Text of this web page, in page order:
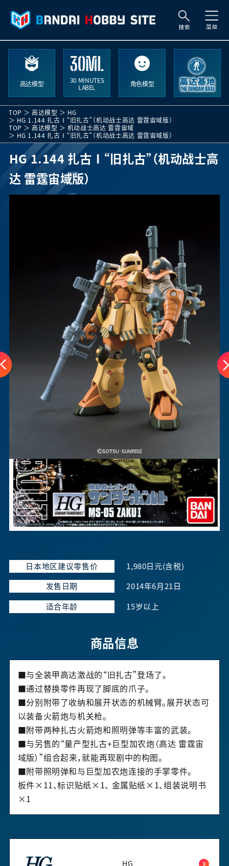
高达模型
30 MINUTES
LABEL
角色模型
TOP 高达模型
HG
HG 1.144 扎古Ⅰ“旧扎古”（机动战士高达 雷霆宙域版）
TOP
高达模型
机动战士高达 雷霆宙域
HG 1.144 扎古Ⅰ“旧扎古”（机动战士高达 雷霆宙域版）
HG 1.144 扎古Ⅰ“旧扎古”（机动战士高
达 雷霆宙域版）
日本地区建议零售价 1,980日元(含税)
发售日期 2014年6月21日
适合年龄 15岁以上
商品信息
■与全装甲高达激战的“旧扎古”登场了。
■通过替换零件再现了脚底的爪子。
■分别附带了收纳和展开状态的机械臂。展开状态可
以装备火箭炮与机关枪。
■附带两种扎古火箭炮和照明弹等丰富的武装。
■与另售的“量产型扎古+巨型加农炮（高达 雷霆宙
域版）”组合起来，就能再现剧中的构图。
■附带照明弹和与巨型加农炮连接的手掌零件。
板件×11、标识贴纸×1、 金属贴纸×1、组装说明书
×1
HG